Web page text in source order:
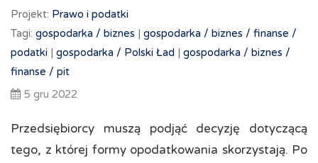
Projekt: Prawo i podatki
Tagi: gospodarka / biznes | gospodarka / biznes / finanse /
podatki | gospodarka / Polski Ład | gospodarka / biznes /
finanse / pit
5 gru 2022
Przedsiębiorcy muszą podjąć decyzję dotyczącą
tego, z której formy opodatkowania skorzystają. Po